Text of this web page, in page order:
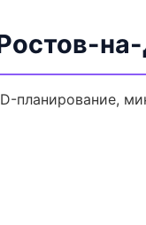
планирование,